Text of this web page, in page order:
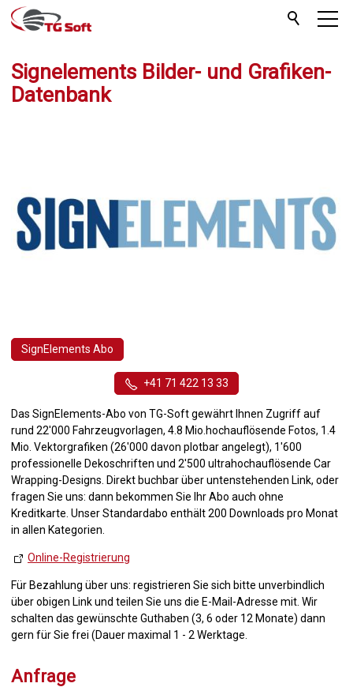
Signelements Bilder- und Grafiken-
Datenbank
SignElements Abo
+41 71 422 13 33
Das SignElements-Abo von TG-Soft gewährt Ihnen Zugriff auf
rund 22'000 Fahrzeugvorlagen, 4.8 Mio.hochauflösende Fotos, 1.4
Mio. Vektorgrafiken (26'000 davon plotbar angelegt), 1'600
professionelle Dekoschriften und 2'500 ultrahochauflösende Car
Wrapping-Designs. Direkt buchbar über untenstehenden Link, oder
fragen Sie uns: dann bekommen Sie Ihr Abo auch ohne
Kreditkarte. Unser Standardabo enthält 200 Downloads pro Monat
in allen Kategorien.
Online-Registrierung
Für Bezahlung über uns: registrieren Sie sich bitte unverbindlich
über obigen Link und teilen Sie uns die E-Mail-Adresse mit. Wir
schalten das gewünschte Guthaben (3, 6 oder 12 Monate) dann
gern für Sie frei (Dauer maximal 1 - 2 Werktage.
Anfrage